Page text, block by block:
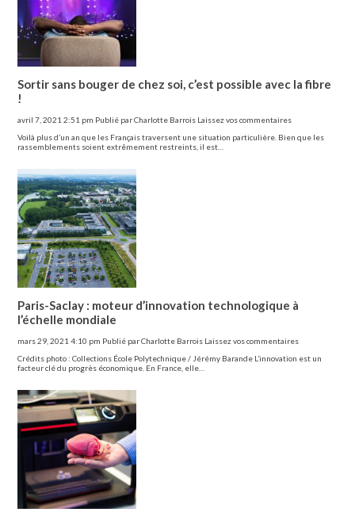
Sortir sans bouger de chez soi, c’est possible avec la fibre
!
avril 7, 2021 2:51 pm Publié parCharlotte Barrois Laissez vos commentaires
Voilà plus d’un an que les Français traversent une situation particulière. Bien que les
rassemblements soient extrêmement restreints, il est…
Paris-Saclay : moteur d’innovation technologique à
l’échelle mondiale
mars 29, 2021 4:10 pm Publié parCharlotte Barrois Laissez vos commentaires
Crédits photo : Collections École Polytechnique / Jérémy Barande L’innovation est un
facteur clé du progrès économique. En France, elle…